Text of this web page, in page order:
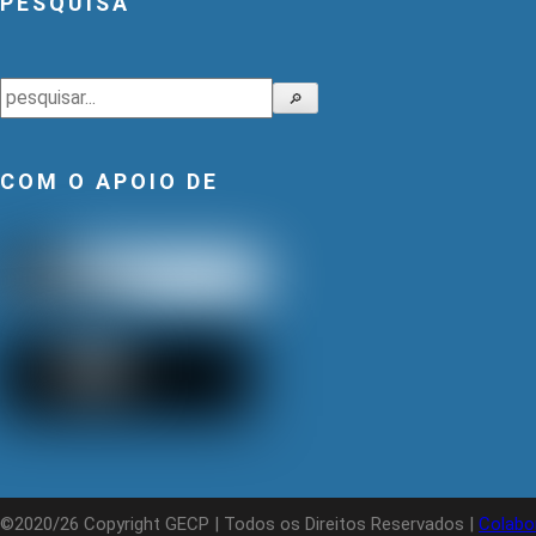
Pesquisar 🔎
COM O APOIO DE
©2020/26 Copyright GECP | Todos os Direitos Reservados |